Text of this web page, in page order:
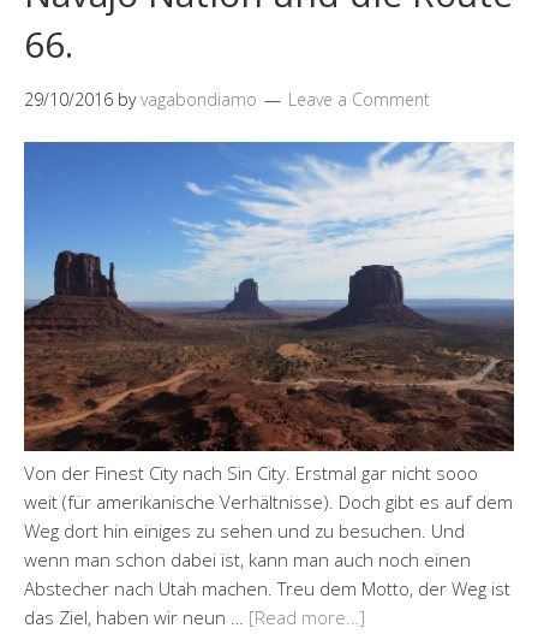
66.
29/10/2016 byvagabondiamo Leave a Comment
Von der Finest City nach Sin City. Erstmal gar nicht sooo
weit (für amerikanische Verhältnisse). Doch gibt es auf dem
Weg dort hin einiges zu sehen und zu besuchen. Und
wenn man schon dabei ist, kann man auch noch einen
Abstecher nach Utah machen. Treu dem Motto, der Weg ist
das Ziel, haben wir neun … [Read more…]